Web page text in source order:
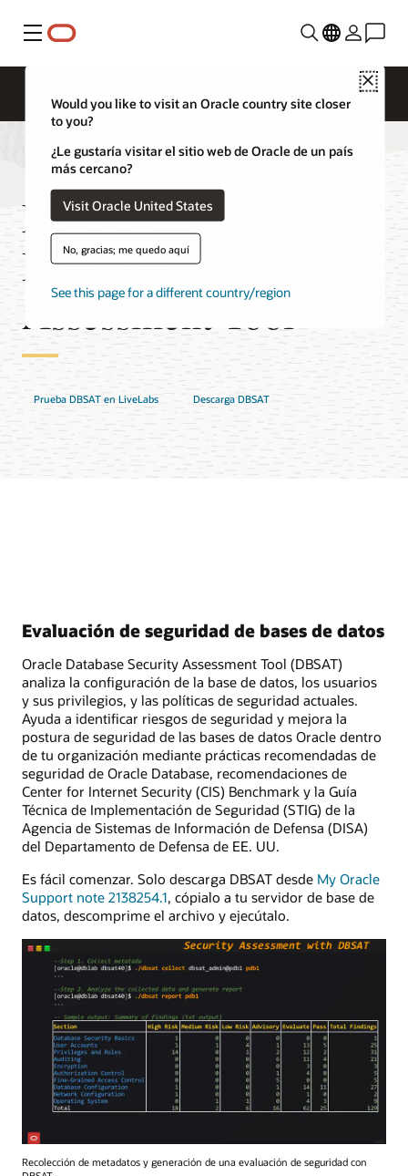
Menú
Close
Would you like to visit an Oracle country site closer
to you?
¿Le gustaría visitar el sitio web de Oracle de un país
más cercano?
Visit Oracle United States
No, gracias; me quedo aquí
See this page for a different country/region
Funciones de
Database Security
Assessment Tool
Prueba DBSAT en LiveLabs Descarga DBSAT
Evaluación de seguridad de bases de datos
Oracle Database Security Assessment Tool (DBSAT)
analiza la configuración de la base de datos, los usuarios
y sus privilegios, y las políticas de seguridad actuales.
Ayuda a identificar riesgos de seguridad y mejora la
postura de seguridad de las bases de datos Oracle dentro
de tu organización mediante prácticas recomendadas de
seguridad de Oracle Database, recomendaciones de
Center for Internet Security (CIS) Benchmark y la Guía
Técnica de Implementación de Seguridad (STIG) de la
Agencia de Sistemas de Información de Defensa (DISA)
del Departamento de Defensa de EE. UU.
Es fácil comenzar. Solo descarga DBSAT desde My Oracle
Support note 2138254.1, cópialo a tu servidor de base de
datos, descomprime el archivo y ejecútalo.
Recolección de metadatos y generación de una evaluación de seguridad con